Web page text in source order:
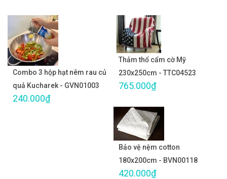
Combo 3 hộp hạt nêm rau củ
quả Kucharek - GVN01003
240.000₫
Thảm thổ cẩm cờ Mỹ
230x250cm - TTC04523
765.000₫
Bảo vệ nệm cotton
180x200cm - BVN00118
420.000₫